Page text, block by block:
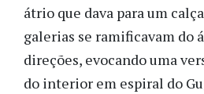
átrio que dava para um
galerias se ramificavam do
direções, evocando uma
do interior em espiral do